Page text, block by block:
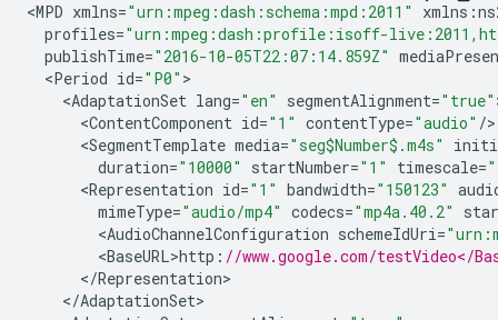
<MPD xmlns="urn:mpeg:dash:schema:mpd:2011" xmlns :
profiles="urn:mpeg:dash:profile:isoff-
publishTime="2016-10-05T22:07:14.859Z"
<Period id="P0"
<AdaptationSet lang="en" segmentAlignment="true"
<ContentComponent id="1" contentType="audio" /
<SegmentTemplate media="seg$Number$.m4s"
duration="10000" startNumber="1" timescale=
<Representation id="1" bandwidth="150123"
mimeType="audio/mp4" codecs="mp4a.40.2"
<AudioChannelConfiguration schemeIdUri=
<BaseURL>http : //www.google.com/testVideo</
</Representation
</AdaptationSet